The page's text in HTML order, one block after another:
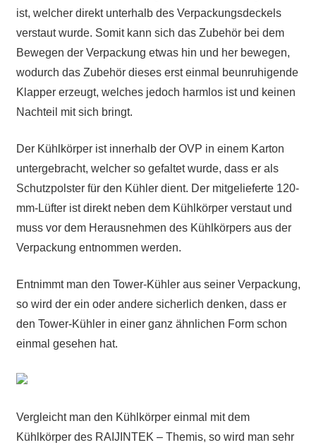
ist, welcher direkt unterhalb des Verpackungsdeckels
verstaut wurde. Somit kann sich das Zubehör bei dem
Bewegen der Verpackung etwas hin und her bewegen,
wodurch das Zubehör dieses erst einmal beunruhigende
Klapper erzeugt, welches jedoch harmlos ist und keinen
Nachteil mit sich bringt.
Der Kühlkörper ist innerhalb der OVP in einem Karton
untergebracht, welcher so gefaltet wurde, dass er als
Schutzpolster für den Kühler dient. Der mitgelieferte 120-
mm-Lüfter ist direkt neben dem Kühlkörper verstaut und
muss vor dem Herausnehmen des Kühlkörpers aus der
Verpackung entnommen werden.
Entnimmt man den Tower-Kühler aus seiner Verpackung,
so wird der ein oder andere sicherlich denken, dass er
den Tower-Kühler in einer ganz ähnlichen Form schon
einmal gesehen hat.
Vergleicht man den Kühlkörper einmal mit dem
Kühlkörper des RAIJINTEK – Themis, so wird man sehr